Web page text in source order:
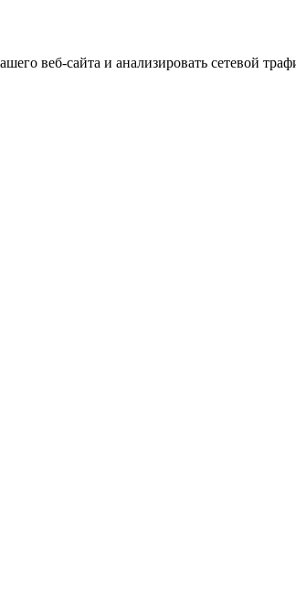
веб-сайта и анализировать сетевой